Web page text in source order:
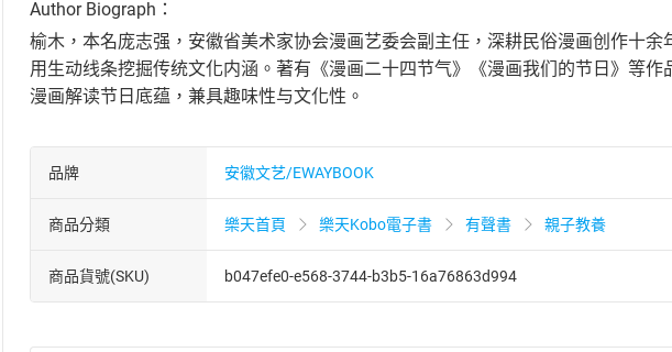
Author Biograph：
榆木，本名庞志强，安徽省美术家协会漫画艺委会副主任，深耕民俗漫画创作十
用生动线条挖掘传统文化内涵。著有《漫画二十四节气》《漫画我们的节日》等
漫画解读节日底蕴，兼具趣味性与文化性。
品牌 安徽文艺/EWAYBOOK
商品分類 樂天首頁 樂天Kobo電子書 有聲書 親子教養
商品貨號(SKU) b047efe0-e568-3744-b3b5-16a76863d994